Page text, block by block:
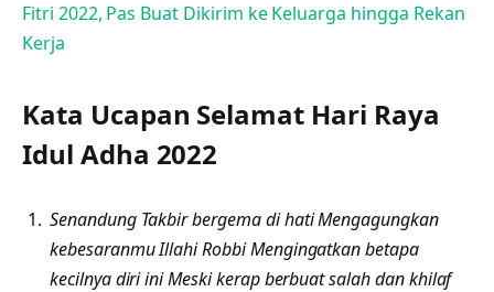
Fitri 2022, Pas Buat Dikirim ke Keluarga hingga Rekan
Kerja
Kata Ucapan Selamat Hari Raya
Idul Adha 2022
Senandung Takbir bergema di hati Mengagungkan
kebesaranmu Illahi Robbi Mengingatkan betapa
kecilnya diri ini Meski kerap berbuat salah dan khilaf